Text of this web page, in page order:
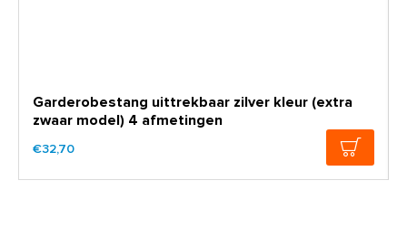
Garderobestang uittrekbaar zilver kleur (extra
zwaar model) 4 afmetingen
€32,70